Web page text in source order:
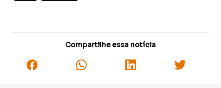
Compartilhe essa notícia